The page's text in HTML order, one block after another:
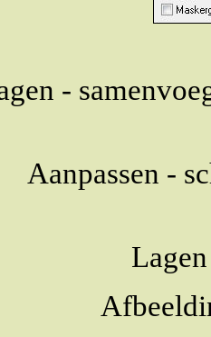
-
Aanpassen -